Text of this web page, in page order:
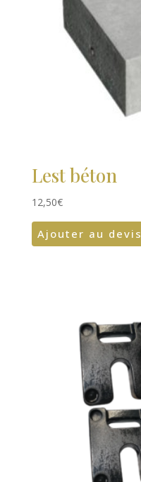
Lest béton
12,50€
Ajouter au devis